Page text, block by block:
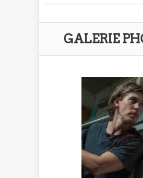
GALERIE